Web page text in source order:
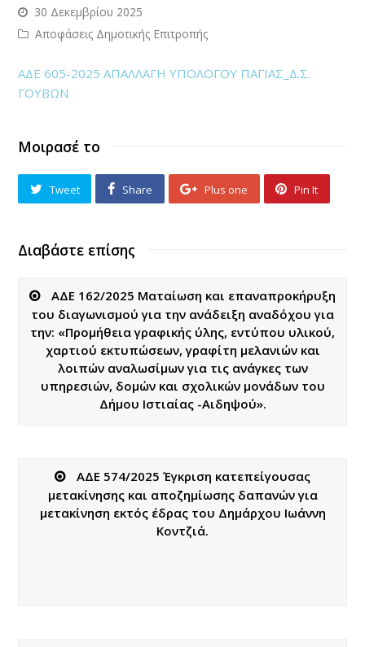
30 Δεκεμβρίου 2025
Αποφάσεις Δημοτικής Επιτροπής
ΑΔΕ 605-2025 ΑΠΑΛΛΑΓΗ ΥΠΟΛΟΓΟΥ ΠΑΓΙΑΣ_Δ.Σ.
ΓΟΥΒΩΝ
Μοιρασέ το
Tweet Share Plus one Pin It
Διαβάστε επίσης
ΑΔΕ 162/2025 Ματαίωση και επαναπροκήρυξη
του διαγωνισμού για την ανάδειξη αναδόχου για
την: «Προμήθεια γραφικής ύλης, εντύπου υλικού,
χαρτιού εκτυπώσεων, γραφίτη μελανιών και
λοιπών αναλωσίμων για τις ανάγκες των
υπηρεσιών, δομών και σχολικών μονάδων του
Δήμου Ιστιαίας -Αιδηψού».
ΑΔΕ 574/2025 Έγκριση κατεπείγουσας
μετακίνησης και αποζημίωσης δαπανών για
μετακίνηση εκτός έδρας του Δημάρχου Ιωάννη
Κοντζιά.